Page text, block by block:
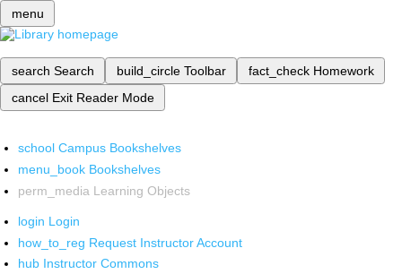
menu
search Search build_circle Toolbar fact_check Homework
cancel Exit Reader Mode
school Campus Bookshelves
menu_book Bookshelves
perm_media Learning Objects
login Login
how_to_reg Request Instructor Account
hub Instructor Commons